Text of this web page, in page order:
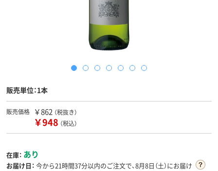
販売単位：1本
販売価格 ￥862 （税抜き）
￥948 （税込）
在庫： あり
お届け日： 今から21時間37分以内のご注文で、8月8日（土）にお届け